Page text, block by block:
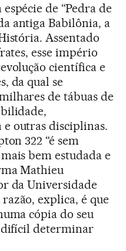
de “Pedra de
antiga Babilônia, a
Assentado
esse império
científica e
da qual se
de tábuas de
outras disciplinas.
322 “é sem
bem estudada e
Mathieu
da Universidade
explica, é que
cópia do seu
difícil determinar